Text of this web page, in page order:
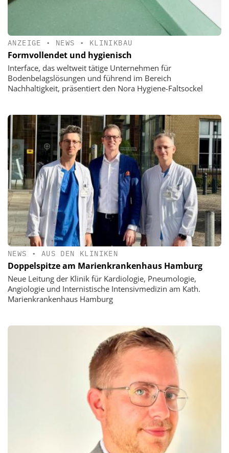
ANZEIGE • NEWS • KLINIKBAU
Formvollendet und hygienisch
Interface, das weltweit tätige Unternehmen für
Bodenbelagslösungen und führend im Bereich
Nachhaltigkeit, präsentiert den Nora Hygiene-Faltsockel
NEWS • AUS DEN KLINIKEN
Doppelspitze am Marienkrankenhaus Hamburg
Neue Leitung der Klinik für Kardiologie, Pneumologie,
Angiologie und Internistische Intensivmedizin am Kath.
Marienkrankenhaus Hamburg